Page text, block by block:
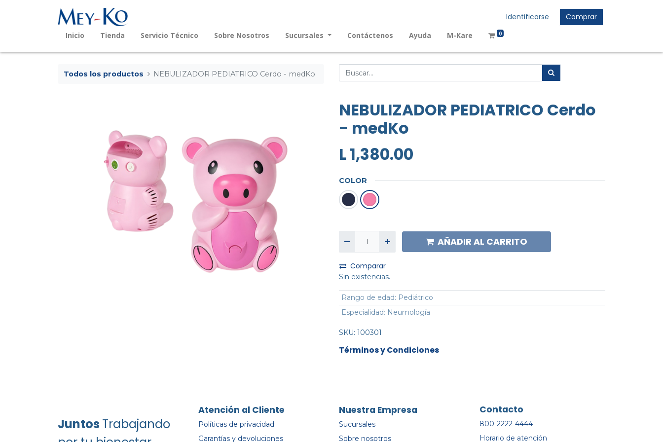
Identificarse Comprar
Inicio Tienda Servicio Técnico Sobre Nosotros Sucursales Contáctenos Ayuda M-Kare 0
Todos los productos NEBULIZADOR PEDIATRICO Cerdo - medKo
NEBULIZADOR PEDIATRICO Cerdo
- medKo
L1,380.00
COLOR
AÑADIR AL CARRITO
Comparar
Sin existencias.
Rango de edad: Pediátrico
Especialidad: Neumología
SKU: 100301
Términos y Condiciones
Juntos Trabajando
Atención al Cliente
Políticas de privacidad
Garantías y devoluciones
Nuestra Empresa
Sucursales
Sobre nosotros
Contacto
800-2222-4444
Horario de atención